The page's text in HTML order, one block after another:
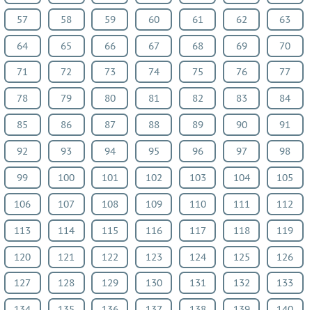
57 58 59 60 61 62 63
64 65 66 67 68 69 70
71 72 73 74 75 76 77
78 79 80 81 82 83 84
85 86 87 88 89 90 91
92 93 94 95 96 97 98
99 100 101 102 103 104 105
106 107 108 109 110 111 112
113 114 115 116 117 118 119
120 121 122 123 124 125 126
127 128 129 130 131 132 133